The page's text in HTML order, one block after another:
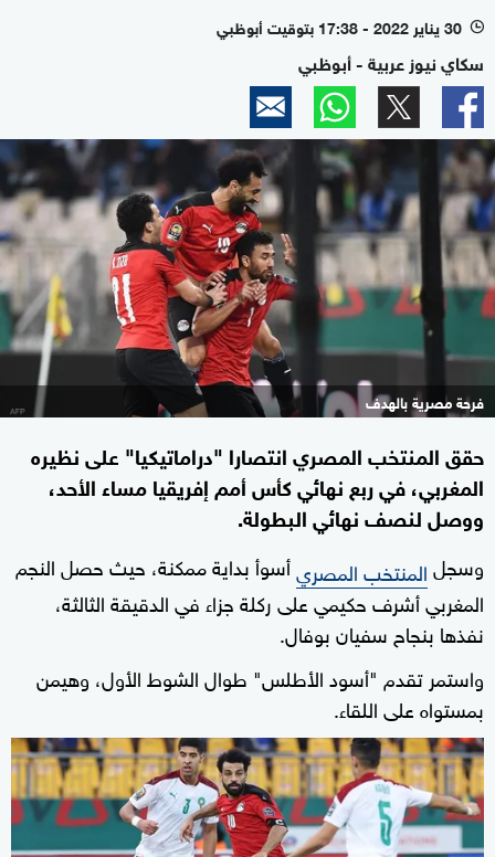
l 30 يناير 2022 - 17:38 بتوقيت أبوظبي
سكاي نيوز عربية - أبوظبي
فرحة مصرية بالهدف
حقق المنتخب المصري انتصارا "دراماتيكيا" على نظيره
المغربي، في ربع نهائي كأس أمم إفريقيا مساء الأحد،
ووصل لنصف نهائي البطولة.
وسجلالمنتخب المصريأسوأ بداية ممكنة، حيث حصل النجم
المغربي أشرف حكيمي على ركلة جزاء في الدقيقة الثالثة،
نفذها بنجاح سفيان بوفال.
واستمر تقدم "أسود الأطلس" طوال الشوط الأول، وهيمن
بمستواه على اللقاء.